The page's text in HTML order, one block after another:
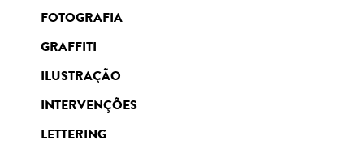
FOTOGRAFIA
GRAFFITI
ILUSTRAÇÃO
INTERVENÇÕES
LETTERING